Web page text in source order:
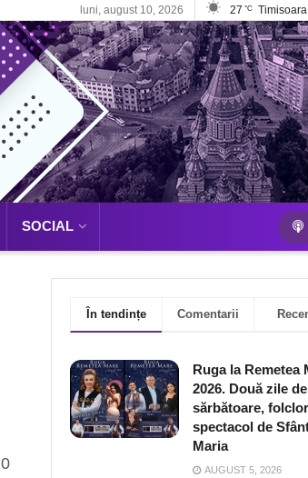
luni, august 10, 2026 27 °C Timisoara
SOCIAL
0
În tendințe Comentarii
Ruga la Remetea
2026. Două zile de
sărbătoare,
spectacol de
Maria
AUGUST 5, 2026